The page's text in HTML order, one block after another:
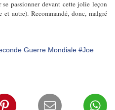
passionner devant cette jolie leçon
autre). Recommandé, donc, malgré
Guerre Mondiale #Joe